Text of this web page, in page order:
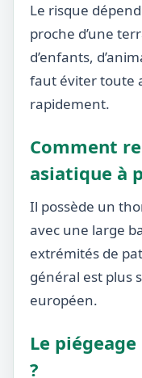
Le risque dépend
proche d’une
d’enfants,
faut éviter toute
rapidement.
Comment
asiatique à
Il possède un
avec une large
extrémités de
général est plus
européen.
Le
?